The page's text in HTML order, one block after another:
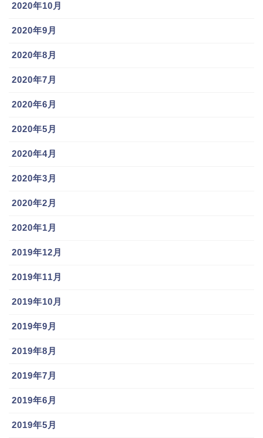
挙式はハワイで。ハワイのビーチで撮影されたウェデ
ィングドレス姿の枡田絵理奈さんの画像があります
キシード姿が眩しいです。
関連記事
堂林翔太の子供の名前は？幼稚園に通っている
の？
https://ameblo.jp/erinamasuda-official/image-
12530718887-14601947163.html
堂林翔太選手と枡田絵理奈さんの間には３人のお子さ
2020年10月
2020年9月
2020年8月
2020年7月
2020年6月
2020年5月
2020年4月
2020年3月
2020年2月
2020年1月
2019年12月
2019年11月
2019年10月
2019年9月
2019年8月
2019年7月
2019年6月
2019年5月